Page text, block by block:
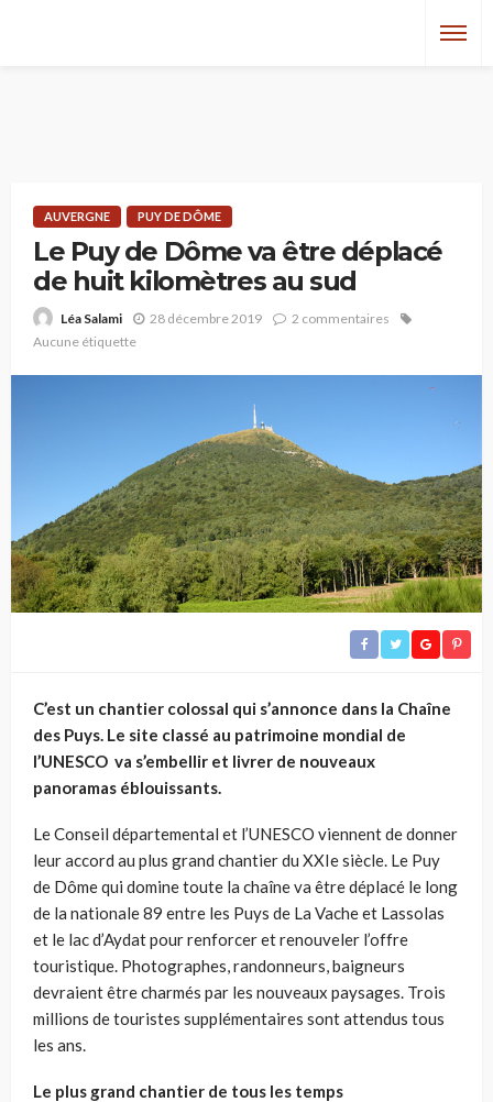
AUVERGNE PUY DE DÔME
Le Puy de Dôme va être déplacé
de huit kilomètres au sud
Léa Salami 28 décembre 2019
2 commentaires
Aucune étiquette
C’est un chantier colossal qui s’annonce dans la Chaîne
des Puys. Le site classé au patrimoine mondial de
l’UNESCO va s’embellir et livrer de nouveaux
panoramas éblouissants.
Le Conseil départemental et l’UNESCO viennent de donner
leur accord au plus grand chantier du XXIe siècle. Le Puy
de Dôme qui domine toute la chaîne va être déplacé le long
de la nationale 89 entre les Puys de La Vache et Lassolas
et le lac d’Aydat pour renforcer et renouveler l’offre
touristique. Photographes, randonneurs, baigneurs
devraient être charmés par les nouveaux paysages. Trois
millions de touristes supplémentaires sont attendus tous
les ans.
Le plus grand chantier de tous les temps